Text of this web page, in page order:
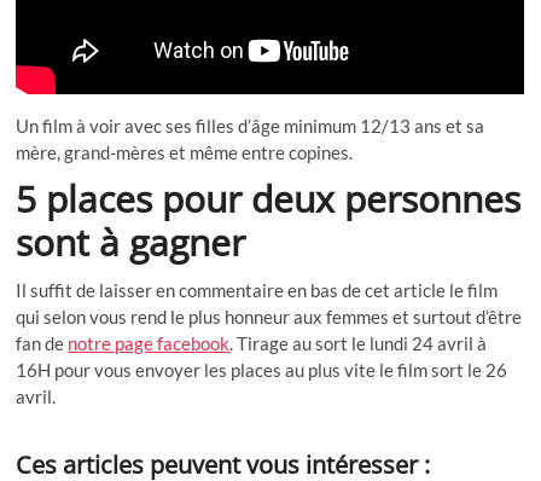
Un film à voir avec ses filles d’âge minimum 12/13 ans et sa
mère, grand-mères et même entre copines.
5 places pour deux personnes
sont à gagner
Il suffit de laisser en commentaire en bas de cet article le film
qui selon vous rend le plus honneur aux femmes et surtout d’être
fan de notre page facebook. Tirage au sort le lundi 24 avril à
16H pour vous envoyer les places au plus vite le film sort le 26
avril.
Ces articles peuvent vous intéresser :